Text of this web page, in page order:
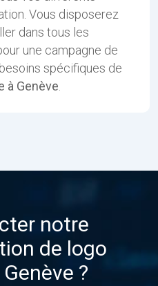
Vous disposerez
dans tous les
une campagne de
spécifiques de
à Genève.
notre
de logo
?